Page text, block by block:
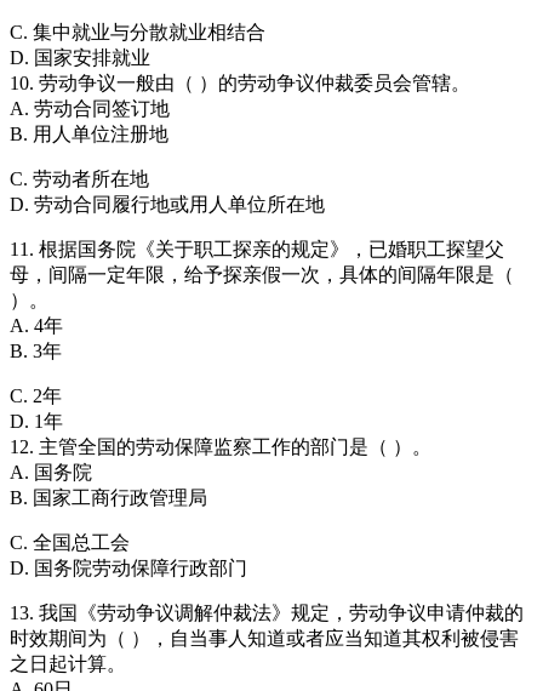
C. 集中就业与分散就业相结合
D. 国家安排就业
10. 劳动争议一般由（ ）的劳动争议仲裁委员会管辖。
A. 劳动合同签订地
B. 用人单位注册地
C. 劳动者所在地
D. 劳动合同履行地或用人单位所在地
11. 根据国务院《关于职工探亲的规定》，已婚职工探望父
母，间隔一定年限，给予探亲假一次，具体的间隔年限是（
）。
A. 4年
B. 3年
C. 2年
D. 1年
12. 主管全国的劳动保障监察工作的部门是（ ）。
A. 国务院
B. 国家工商行政管理局
C. 全国总工会
D. 国务院劳动保障行政部门
13. 我国《劳动争议调解仲裁法》规定，劳动争议申请仲裁的
时效期间为（ ），自当事人知道或者应当知道其权利被侵害
之日起计算。